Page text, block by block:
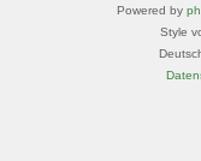
Powered by
Style